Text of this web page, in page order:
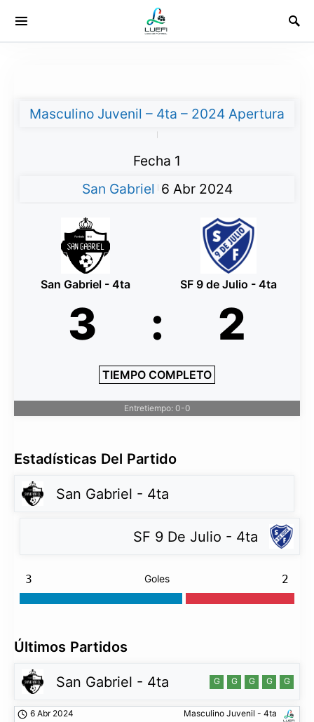
Masculino Juvenil – 4ta – 2024 Apertura
Fecha 1
San Gabriel 6 Abr 2024
San Gabriel - 4ta
3 : 2
TIEMPO COMPLETO
SF 9 de Julio - 4ta
Entretiempo: 0-0
Estadísticas Del Partido
San Gabriel - 4ta
SF 9 De Julio - 4ta
3 Goles 2
Últimos Partidos
San Gabriel - 4ta G G G G G
Masculino Juvenil - 4ta
6 Abr 2024